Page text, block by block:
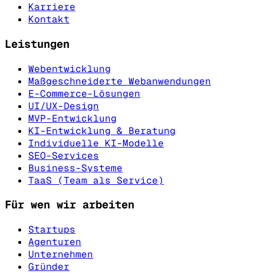
Karriere
Kontakt
Leistungen
Webentwicklung
Maßgeschneiderte Webanwendungen
E-Commerce-Lösungen
UI/UX-Design
MVP-Entwicklung
KI-Entwicklung & Beratung
Individuelle KI-Modelle
SEO-Services
Business-Systeme
TaaS (Team als Service)
Für wen wir arbeiten
Startups
Agenturen
Unternehmen
Gründer